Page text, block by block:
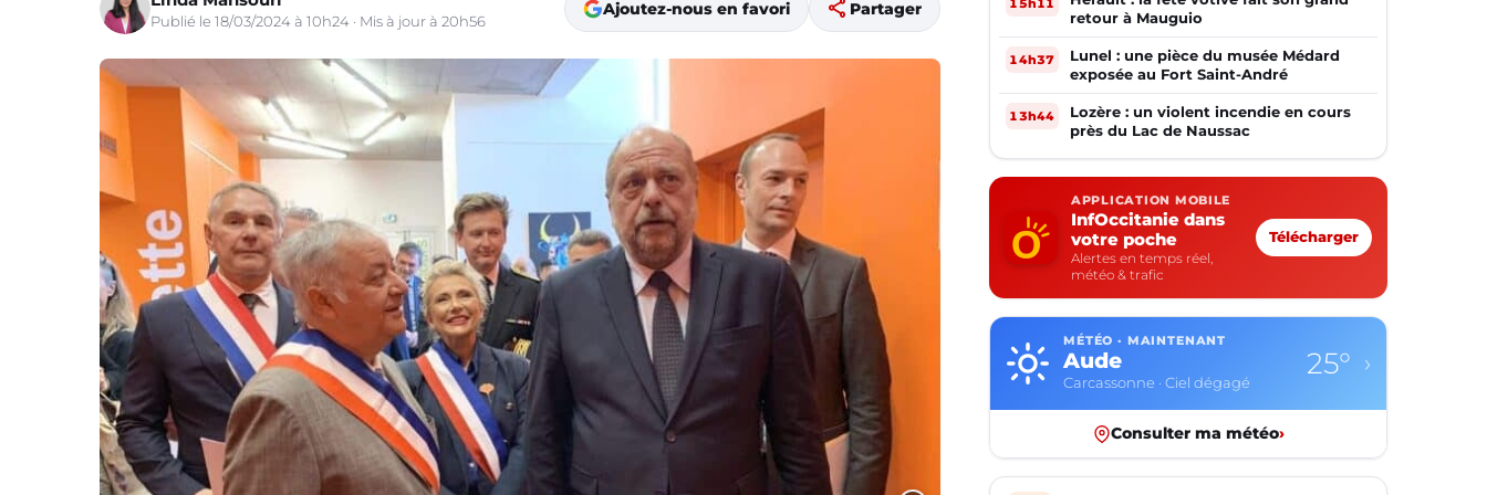
Publié le 18/03/2024 à 10h24 · Mis à jour à 20h56
Ajoutez-nous en favori share Partager
retour à Mauguio
14h37
Lunel : une pièce du musée Médard
exposée au Fort Saint-André
13h44
Lozère : un violent incendie en cours
près du Lac de Naussac
APPLICATION MOBILE
InfOccitanie dans
votre poche
Alertes en temps réel,
météo & trafic
Télécharger
MÉTÉO · MAINTENANT
Aude
Carcassonne · Ciel dégagé
25° ›
Consulter ma météo›